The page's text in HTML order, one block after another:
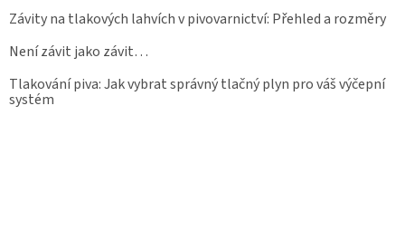
Závity na tlakových lahvích v pivovarnictví: Přehled a rozměry
Není závit jako závit…
Tlakování piva: Jak vybrat správný tlačný plyn pro váš výčepní
systém